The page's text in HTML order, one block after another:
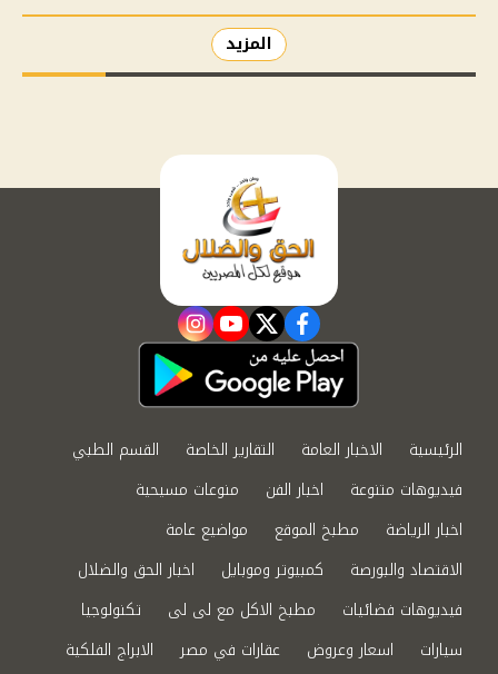
المزيد
facebook
twitter
youtube
instagram
الرئيسية الاخبار العامة التقارير الخاصة
القسم الطبي
فيديوهات متنوعة
اخبار الفن
منوعات مسيحية
اخبار الرياضة
مطبخ الموقع
مواضيع عامة
الاقتصاد والبورصة
كمبيوتر وموبايل
اخبار الحق والضلال
فيديوهات فضائيات
مطبخ الاكل مع لى لى
تكنولوجيا
سيارات
اسعار وعروض عقارات في مصر الابراج الفلكية